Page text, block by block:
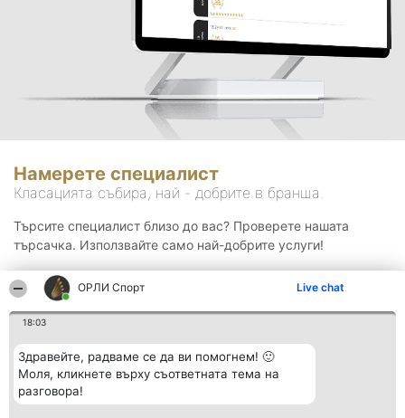
ОРЛИ Спорт Live chat
18:03
Здравейте, радваме се да ви помогнем! 🙂
Моля, кликнете върху съответната тема на
разговора!
Намерете специалист
Класацията събира, най - добрите в бранша.
Търсите специалист близо до вас? Проверете нашата
търсачка. Използвайте само най-добрите услуги!